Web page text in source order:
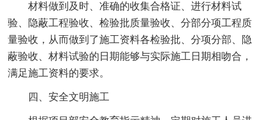
材料做到及时、准确的收集合格证、进行材料试
验、隐蔽工程验收、检验批质量验收、分部分项工程质
量验收，从而做到了施工资料各检验批、分项分部、隐
蔽验收、材料试验的日期能够与实际施工日期相吻合，
满足施工资料的要求。
四、安全文明施工